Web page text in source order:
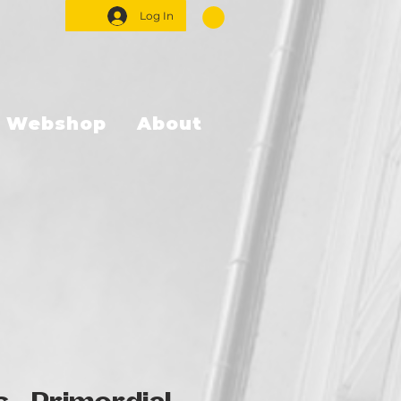
Log In
Webshop About